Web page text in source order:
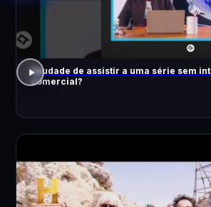
Saudade de assistir a uma série sem
comercial?